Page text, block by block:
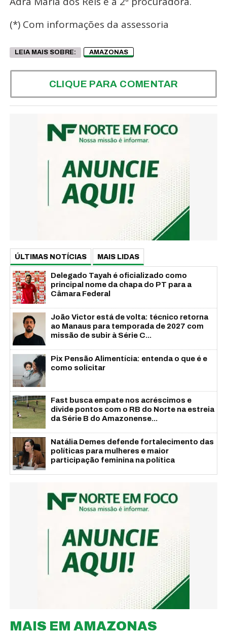
(*) Com informações da assessoria
LEIA MAIS SOBRE: AMAZONAS
CLIQUE PARA COMENTAR
ÚLTIMAS NOTÍCIAS MAIS LIDAS
Delegado Tayah é oficializado como
principal nome da chapa do PT para a
Câmara Federal
João Victor está de volta: técnico retorna
ao Manaus para temporada de 2027 com
missão de subir à Série C...
Pix Pensão Alimentícia: entenda o que é e
como solicitar
Fast busca empate nos acréscimos e
divide pontos com o RB do Norte na estreia
da Série B do Amazonense...
Natália Demes defende fortalecimento das
políticas para mulheres e maior
participação feminina na política
MAIS EM AMAZONAS